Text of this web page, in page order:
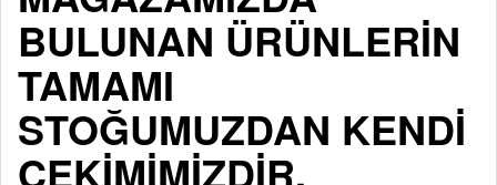
BULUNAN ÜRÜNLERİN
TAMAMI
STOĞUMUZDAN KENDİ
ÇEKİMİMİZDİR.